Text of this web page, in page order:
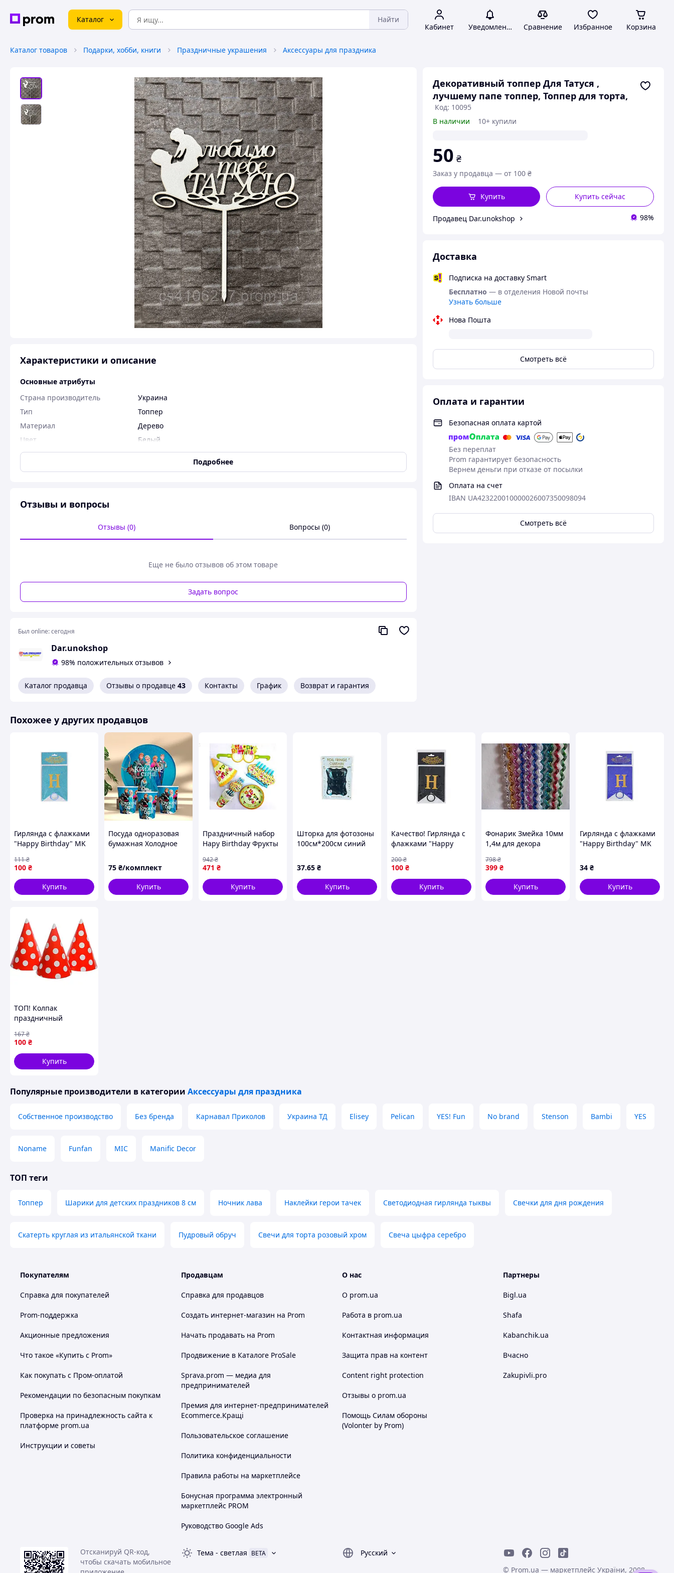
Каталог Найти
Кабинет Уведомления Сравнение Избранное Корзина
Каталог товаров Подарки, хобби, книги Праздничные украшения Аксессуары для праздника
Декоративный топпер Для Татуся ,
лучшему папе топпер, Топпер для торта,
Код: 10095
В наличии
10+ купили
50 ₴
Заказ у продавца — от 100 ₴
Купить сейчас
Купить
Продавец Dar.unokshop 98%
Доставка
Подписка на доставку Smart
Бесплатно — в отделения Новой почты
Узнать больше
Нова Пошта
Смотреть всё
Оплата и гарантии
Безопасная оплата картой
Без переплат
Prom гарантирует безопасность
Вернем деньги при отказе от посылки
Оплата на счет
IBAN UA423220010000026007350098094
Смотреть всё
Характеристики и описание
Основные атрибуты
Страна производитель
Украина
Тип
Топпер
Материал
Дерево
Цвет
Белый
Размеры
Длина
170 мм
Подарите эмоции в этот особый день!
Стильные деревянные топперы для украшения торта или подарок
Авторский дизайн
Приветствие
Семейной фотосессии
Подробнее
Отзывы и вопросы
Отзывы (0) Вопросы (0)
Еще не было отзывов об этом товаре
Задать вопрос
Был online:сегодня
Dar.unokshop
98% положительных отзывов
Каталог продавца Отзывы о продавце 43 Контакты График Возврат и гарантия
Похожее у других продавцов
Гирлянда с флажками
"Happy Birthday" MK
голубой
100 ₴
111₴
Купить
Посуда одноразовая
бумажная Холодное
посуды тарелок 6
стаканчиков
75 ₴/комплект
Купить
Праздничный набор
Нару Birthday Фрукты
украшения стола на
день рождения
471 ₴
942₴
Купить
Шторка для фотозоны
100см*200см синий
37.65 ₴
Купить
Качество! Гирлянда с
флажками "Happy
5955(Black) черный -
Гарантия! Сервис!
100 ₴
200₴
Купить
Фонарик Змейка 10мм
1,4м для декора
праздник 100 шт ТМ
ЯБЛОНСКИЙ
399 ₴
798₴
Купить
Гирлянда с флажками
"Happy Birthday" MK
34 ₴
Купить
ТОП! Колпак
праздничный
7003-0009, 15см, в
упаковке 20 шт -
(gHome)
100 ₴
167₴
Купить
Популярные производители в категории Аксессуары для праздника
Собственное производство Без бренда Карнавал Приколов Украина ТД Elisey Pelican YES! Fun No brand Stenson Bambi YES
Noname Funfan MIC Manific Decor
ТОП теги
Топпер Шарики для детских праздников 8 см Ночник лава Наклейки герои тачек Светодиодная гирлянда тыквы Свечки для дня рождения
Скатерть круглая из итальянской ткани Пудровый обруч Свечи для торта розовый хром Свеча цыфра серебро
Покупателям
Справка для покупателей
Prom-поддержка
Акционные предложения
Что такое «Купить с Prom»
Как покупать с Пром-оплатой
Рекомендации по безопасным покупкам
Проверка на принадлежность сайта к
платформе prom.ua
Инструкции и советы
Продавцам
Справка для продавцов
Создать интернет-магазин на Prom
Начать продавать на Prom
Продвижение в Каталоге ProSale
Sprava.prom — медиа для
предпринимателей
Премия для интернет-предпринимателей
Ecommerce.Кращі
Пользовательское соглашение
Политика конфиденциальности
Правила работы на маркетплейсе
Бонусная программа электронный
маркетплейс PROM
Руководство Google Ads
О нас
О prom.ua
Работа в prom.ua
Контактная информация
Защита прав на контент
Content right protection
Отзывы о prom.ua
Помощь Силам обороны
(Volonter by Prom)
Партнеры
Bigl.ua
Shafa
Kabanchik.ua
Вчасно
Zakupivli.pro
Отсканируй QR-код,
чтобы скачать мобильное
Тема - светлая BETA
Русский
© Prom.ua — маркетплейс України, 2008-